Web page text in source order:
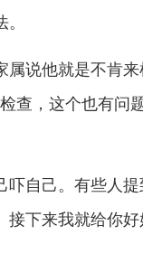
属说他就是不肯来
查，这个也有问
自己。有些人提
接下来我就给你好